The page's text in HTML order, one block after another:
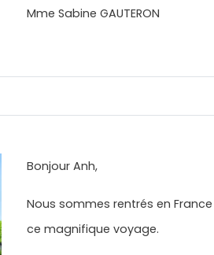
Mme Sabine GAUTERON
Bonjour Anh,
Nous sommes rentrés en
ce magnifique voyage.